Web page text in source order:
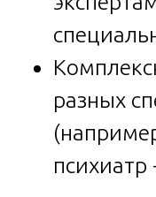
разных
психиатр